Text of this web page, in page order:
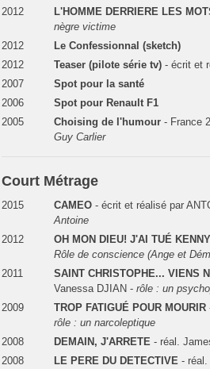
2012
L'HOMME DERRIERE LES
nègre victime
2012
Le Confessionnal (sketch)
2012
Teaser (pilote série tv) - écrit et
2007
Spot pour la santé
2006
Spot pour Renault F1
2005
Choising de l'humour - France
Guy Carlier
Court Métrage
2015 CAMEO - écrit et réalisé par
Antoine
2012
OH MON DIEU! J'AI TUÉ
Rôle de conscience (Ange et
2011
SAINT CHRISTOPHE... VIENS
Vanessa DJIAN -rôle : un
2009
TROP FATIGUÉ POUR MOURIR
rôle : un narcoleptique
2008
DEMAIN, J'ARRETE - réal.
2008
LE PERE DU DETECTIVE -